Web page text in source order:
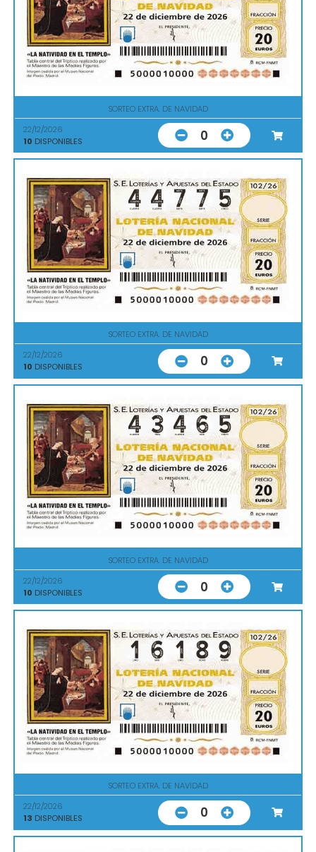
SORTEO EXTRA. DE NAVIDAD
22/12/2026
10 DISPONIBLES 0
SORTEO EXTRA. DE NAVIDAD
22/12/2026
10 DISPONIBLES 0
SORTEO EXTRA. DE NAVIDAD
22/12/2026
10 DISPONIBLES 0
SORTEO EXTRA. DE NAVIDAD
22/12/2026
13 DISPONIBLES 0